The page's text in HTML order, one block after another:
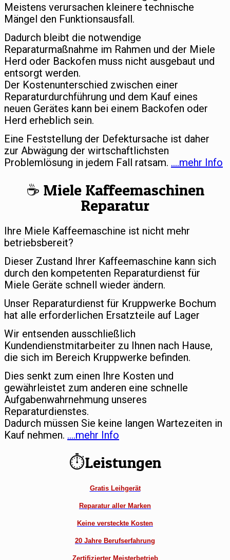
Meistens verursachen kleinere technische
Mängel den Funktionsausfall.
Dadurch bleibt die notwendige
Reparaturmaßnahme im Rahmen und der Miele
Herd oder Backofen muss nicht ausgebaut und
entsorgt werden.
Der Kostenunterschied zwischen einer
Reparaturdurchführung und dem Kauf eines
neuen Gerätes kann bei einem Backofen oder
Herd erheblich sein.
Eine Feststellung der Defektursache ist daher
zur Abwägung der wirtschaftlichsten
Problemlösung in jedem Fall ratsam. ….mehr Info
☕️ Miele Kaffeemaschinen
Reparatur
Ihre Miele Kaffeemaschine ist nicht mehr
betriebsbereit?
Dieser Zustand Ihrer Kaffeemaschine kann sich
durch den kompetenten Reparaturdienst für
Miele Geräte schnell wieder ändern.
Unser Reparaturdienst für Kruppwerke Bochum
hat alle erforderlichen Ersatzteile auf Lager
Wir entsenden ausschließlich
Kundendienstmitarbeiter zu Ihnen nach Hause,
die sich im Bereich Kruppwerke befinden.
Dies senkt zum einen Ihre Kosten und
gewährleistet zum anderen eine schnelle
Aufgabenwahrnehmung unseres
Reparaturdienstes.
Dadurch müssen Sie keine langen Wartezeiten in
Kauf nehmen. ….mehr Info
⏱Leistungen
Gratis Leihgerät
Reparatur aller Marken
Keine versteckte Kosten
20 Jahre Berufserfahrung
Zertifizierter Meisterbetrieb